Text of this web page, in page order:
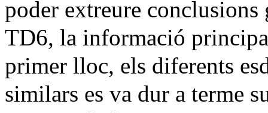
poder extreure conclusions
TD6, la informació
primer lloc, els diferents
similars es va dur a terme